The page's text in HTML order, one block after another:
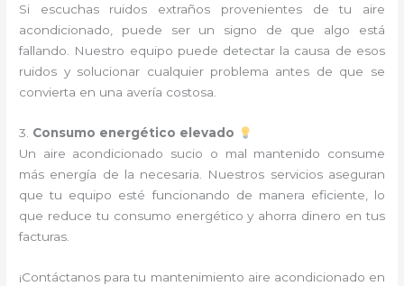
Si escuchas ruidos extraños provenientes de tu aire
acondicionado, puede ser un signo de que algo está
fallando. Nuestro equipo puede detectar la causa de esos
ruidos y solucionar cualquier problema antes de que se
convierta en una avería costosa.
3. Consumo energético elevado
Un aire acondicionado sucio o mal mantenido consume
más energía de la necesaria. Nuestros servicios aseguran
que tu equipo esté funcionando de manera eficiente, lo
que reduce tu consumo energético y ahorra dinero en tus
facturas.
¡Contáctanos para tu mantenimiento aire acondicionado en